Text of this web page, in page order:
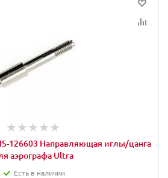
126603 Направляющая иглы/цанга
аэрографа Ultra
Есть в наличии